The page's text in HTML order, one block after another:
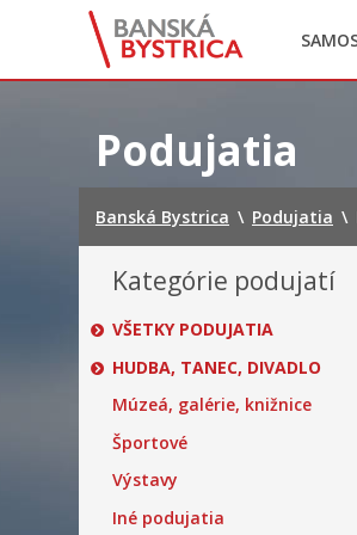
Mladí
Podujatia
Banská Bystrica \ Podujatia \
Kategórie podujatí
VŠETKY PODUJATIA
HUDBA, TANEC, DIVADLO
Múzeá, galérie, knižnice
Športové
Výstavy
Iné podujatia